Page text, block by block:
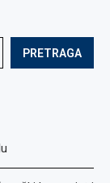
PRETRAGA